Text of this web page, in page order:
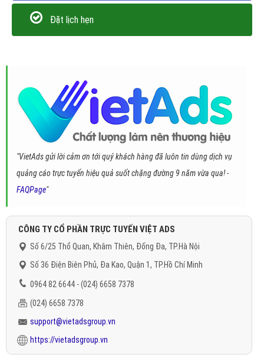
Đặt lịch hẹn
"VietAds gửi lời cảm ơn tới quý khách hàng đã luôn tin dùng dịch vụ
quảng cáo trực tuyến hiệu quả suốt chặng đường 9 năm vừa qua! -
FAQPage"
CÔNG TY CỔ PHẦN TRỰC TUYẾN VIỆT ADS
Số 6/25 Thổ Quan, Khâm Thiên, Đống Đa, TP.Hà Nội
Số 36 Điện Biên Phủ, Đa Kao, Quận 1, TP.Hồ Chí Minh
0964 82 6644 - (024) 6658 7378
(024) 6658 7378
support@vietadsgroup.vn
https://vietadsgroup.vn